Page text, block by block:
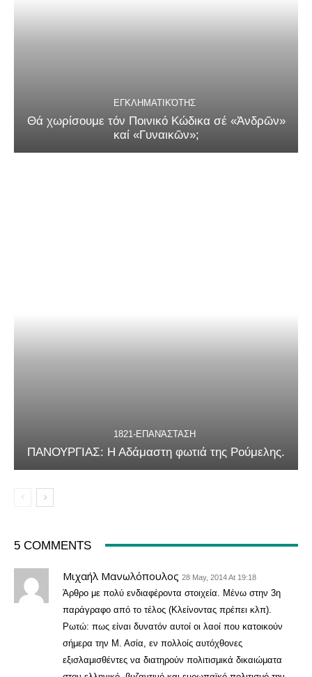
ΕΓΚΛΗΜΑΤΙΚΌΤΗΣ
Θά χωρίσουμε τόν Ποινικό Κώδικα σέ «Ἀνδρῶν»
καί «Γυναικῶν»;
1821-ΕΠΑΝΆΣΤΑΣΗ
ΠΑΝΟΥΡΓΙΑΣ: Η Αδάμαστη φωτιά της Ρούμελης.
5 COMMENTS
Μιχαήλ Μανωλόπουλος 28 May, 2014 At 19:18
Άρθρο με πολύ ενδιαφέροντα στοιχεία. Μένω στην 3η
παράγραφο από το τέλος (Κλείνοντας πρέπει κλπ).
Ρωτώ: πως είναι δυνατόν αυτοί οι λαοί που κατοικούν
σήμερα την Μ. Ασία, εν πολλοίς αυτόχθονες
εξισλαμισθέντες να διατηρούν πολιτισμικά δικαιώματα